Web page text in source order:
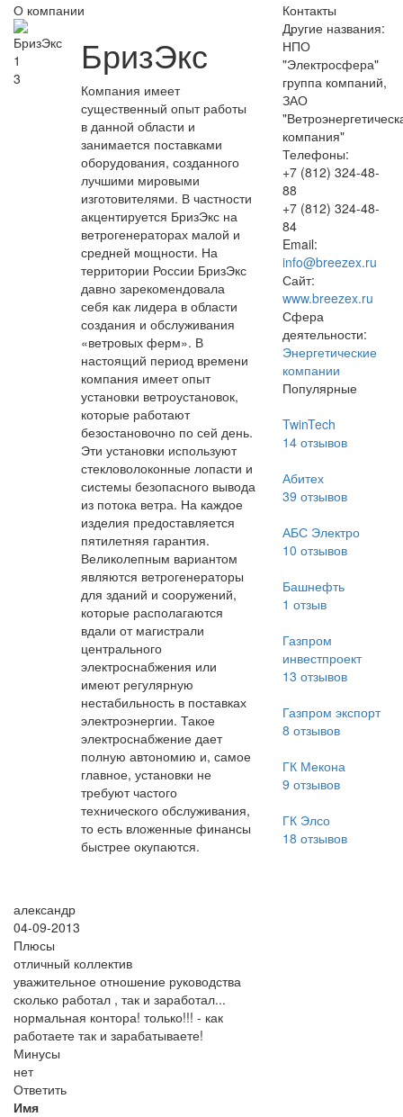
О компании
1
3
БризЭкс
Компания имеет
существенный опыт работы
в данной области и
занимается поставками
оборудования, созданного
лучшими мировыми
изготовителями. В частности
акцентируется БризЭкс на
ветрогенераторах малой и
средней мощности. На
территории России БризЭкс
давно зарекомендовала
себя как лидера в области
создания и обслуживания
«ветровых ферм». В
настоящий период времени
компания имеет опыт
установки ветроустановок,
которые работают
безостановочно по сей день.
Эти установки используют
стекловолоконные лопасти и
системы безопасного вывода
из потока ветра. На каждое
изделия предоставляется
пятилетняя гарантия.
Великолепным вариантом
являются ветрогенераторы
для зданий и сооружений,
которые располагаются
вдали от магистрали
центрального
электроснабжения или
имеют регулярную
нестабильность в поставках
электроэнергии. Такое
электроснабжение дает
полную автономию и, самое
главное, установки не
требуют частого
технического обслуживания,
то есть вложенные финансы
быстрее окупаются.
александр
04-09-2013
Плюсы
отличный коллектив
уважительное отношение руководства
сколько работал , так и заработал...
нормальная контора! только!!! - как
работаете так и зарабатываете!
Минусы
нет
Ответить
Имя
Контакты
Другие названия:
НПО
"Электросфера"
группа компаний,
ЗАО
компания"
Телефоны:
+7 (812) 324-48-
88
+7 (812) 324-48-
84
Email:
info@breezex.ru
Сайт:
www.breezex.ru
Сфера
деятельности:
Энергетические
компании
Популярные
TwinTech
14отзывов
Абитех
39 отзывов
АБС Электро
10 отзывов
Башнефть
1 отзыв
Газпром
инвестпроект
13 отзывов
Газпром экспорт
8 отзывов
ГК Мекона
9 отзывов
ГК Элсо
18 отзывов